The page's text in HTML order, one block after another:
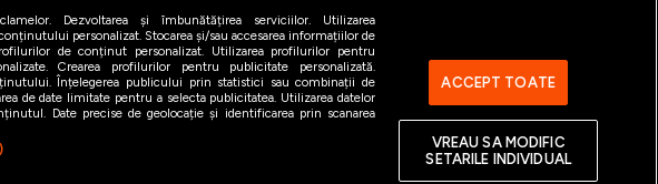
Dezvoltarea și îmbunătățirea serviciilor. Utilizarea
personalizat. Stocarea și/sau accesarea informațiilor de
de conținut personalizat. Utilizarea profilurilor pentru
Crearea profilurilor pentru publicitate personalizată.
Înțelegerea publicului prin statistici sau combinații de
de date limitate pentru a selecta publicitatea. Utilizarea datelor
Date precise de geolocație și identificarea prin scanarea
ACCEPT TOATE
VREAU SA MODIFIC
SETARILE INDIVIDUAL